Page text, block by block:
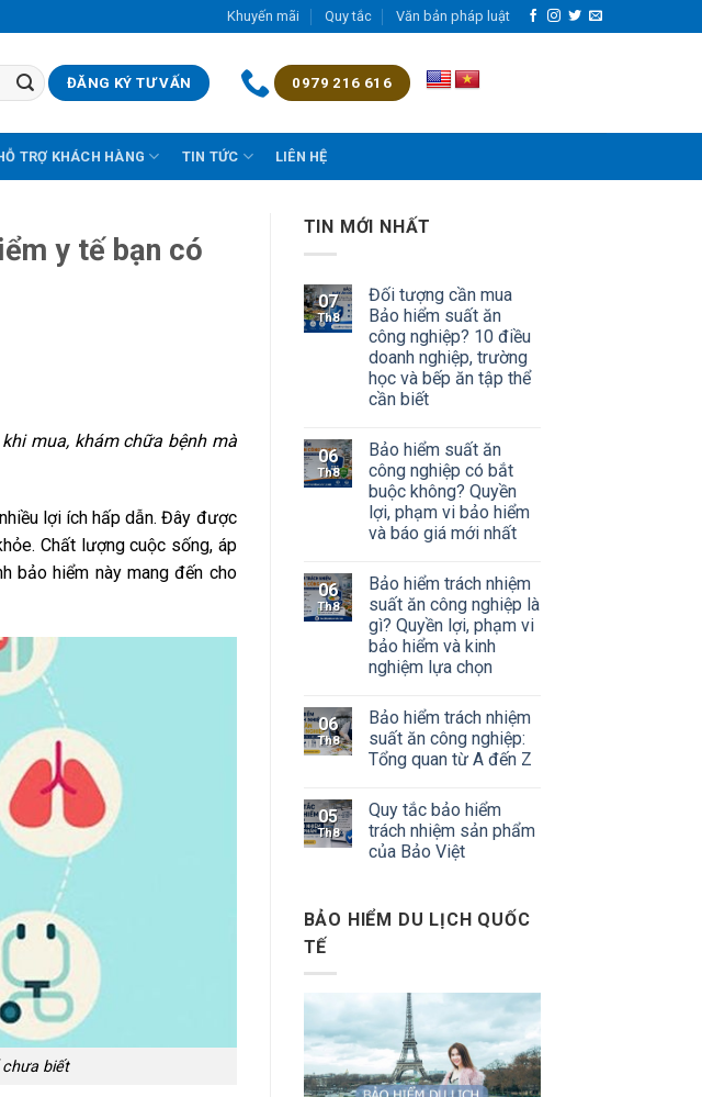
Khuyến mãi Quy tắc Văn bản pháp luật
ĐĂNG KÝ TƯ VẤN 0979 216 616
TRỢ KHÁCH HÀNG TIN TỨC LIÊN HỆ
y tế bạn có
mua, khám chữa bệnh mà
lợi ích hấp dẫn. Đây được
Chất lượng cuộc sống, áp
bảo hiểm này mang đến cho
biết
TIN MỚI NHẤT
07
Th8
Đối tượng cần mua
Bảo hiểm suất ăn
công nghiệp? 10 điều
doanh nghiệp, trường
học và bếp ăn tập thể
cần biết
06
Th8
Bảo hiểm suất ăn
công nghiệp có bắt
buộc không? Quyền
lợi, phạm vi bảo hiểm
và báo giá mới nhất
06
Th8
Bảo hiểm trách nhiệm
suất ăn công nghiệp là
gì? Quyền lợi, phạm vi
bảo hiểm và kinh
nghiệm lựa chọn
06
Th8
Bảo hiểm trách nhiệm
suất ăn công nghiệp:
Tổng quan từ A đến Z
05
Th8
Quy tắc bảo hiểm
trách nhiệm sản phẩm
của Bảo Việt
BẢO HIỂM DU LỊCH QUỐC
TẾ